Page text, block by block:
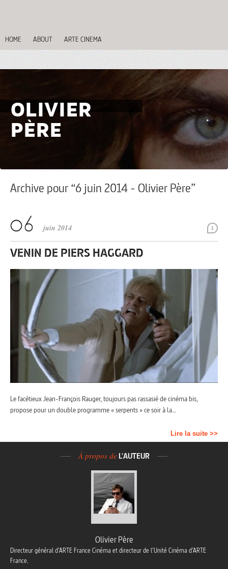
HOME ABOUT ARTE CINEMA
OLIVIER
PÈRE
Archive pour “6 juin 2014 - Olivier Père”
1
juin 2014
VENIN DE PIERS HAGGARD
Le facétieux Jean-François Rauger, toujours pas rassasié de cinéma bis,
propose pour un double programme « serpents » ce soir à la…
Lire la suite >>
À propos de L'AUTEUR
Olivier Père
Directeur général d’ARTE France Cinéma et directeur de l’Unité Cinéma d’ARTE
France.